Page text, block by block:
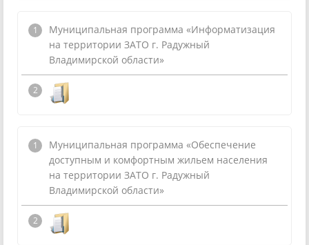
Муниципальная программа «Информатизация
на территории ЗАТО г. Радужный
Владимирской области»
Муниципальная программа «Обеспечение
доступным и комфортным жильем населения
на территории ЗАТО г. Радужный
Владимирской области»